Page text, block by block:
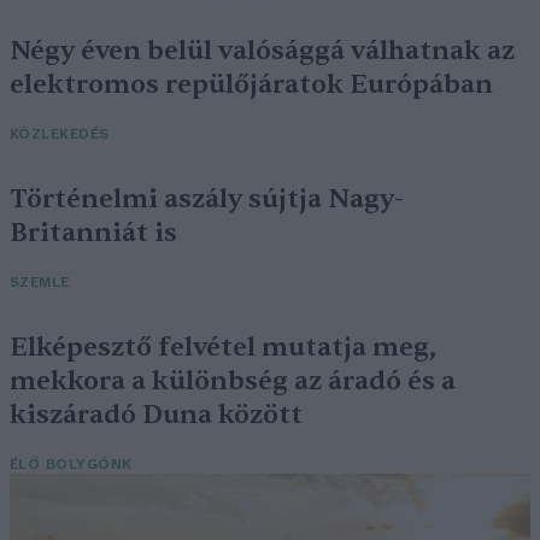
Négy éven belül valósággá válhatnak az
elektromos repülőjáratok Európában
KÖZLEKEDÉS
Történelmi aszály sújtja Nagy-
Britanniát is
SZEMLE
Elképesztő felvétel mutatja meg,
mekkora a különbség az áradó és a
kiszáradó Duna között
ÉLŐ BOLYGÓNK